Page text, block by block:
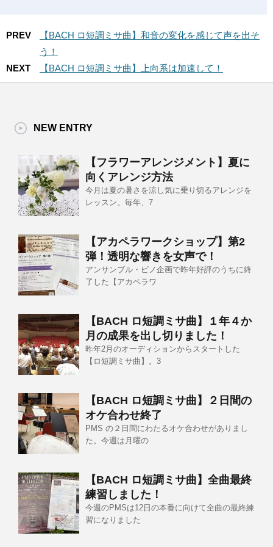
PREV
【BACH ロ短調ミサ曲】和音の変化を感じて声を出そ
う！
NEXT
【BACH ロ短調ミサ曲】上向系は加速して！
NEW ENTRY
【フラワーアレンジメント】夏に
向くアレンジ方法
今月は夏の暑さを涼し気に乗り切るアレンジを
レッスン。毎年、7
【アカペラワークショップ】第2
弾！透明な響きを女声で！
アンサンブル・ピノ企画で昨年好評のうちに終
了した【アカペラワ
【BACH ロ短調ミサ曲】１年４か
月の成果を出し切りました！
昨年2月のオーディションからスタートした
【ロ短調ミサ曲】。3
【BACH ロ短調ミサ曲】２日間の
オケ合わせ終了
PMS の２日間にわたるオケ合わせがありまし
た。今週は月曜の
【BACH ロ短調ミサ曲】全曲最終
練習しました！
今週のPMSは12日の本番に向けて全曲の最終練
習になりました